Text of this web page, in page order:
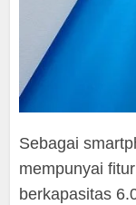
Sebagai
mempunyai
berkapasitas